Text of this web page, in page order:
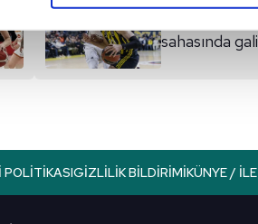
izin vermedikleri takdirde,
için İnternet Sitemizde kendimize
işlenmekte olup gerekli olan
Metnimiziziyaret edebilirsiniz.
sahasında
POLITIKASIGIZLILIK BILDIRIMIKÜNYE /